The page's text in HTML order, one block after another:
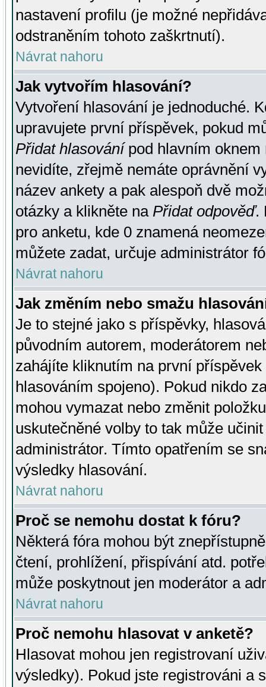
nastavení profilu (je možné
odstraněním tohoto zaškrtnutí).
Návrat nahoru
Jak vytvořím hlasování?
Vytvoření hlasování je jednoduché.
upravujete první příspěvek, pokud
Přidat hlasovánípod hlavním oknem
nevidíte, zřejmě nemáte oprávnění
název ankety a pak alespoň dvě
otázky a klikněte na Přidat odpověď.
pro anketu, kde 0 znamená
můžete zadat, určuje administrátor
Návrat nahoru
Jak změním nebo smažu
Je to stejné jako s příspěvky,
původním autorem, moderátorem
zahájíte kliknutím na první
hlasováním spojeno). Pokud nikdo
mohou vymazat nebo změnit
uskutečněné volby to tak může
administrátor. Tímto opatřením se
výsledky hlasování.
Návrat nahoru
Proč se nemohu dostat k fóru?
Některá fóra mohou být
čtení, prohlížení, přispívání atd.
může poskytnout jen moderátor a
Návrat nahoru
Proč nemohu hlasovat v anketě?
Hlasovat mohou jen registrovaní
výsledky). Pokud jste registrováni a